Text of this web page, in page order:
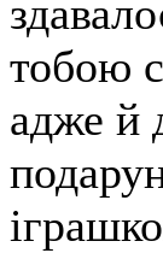
тобою
адже й